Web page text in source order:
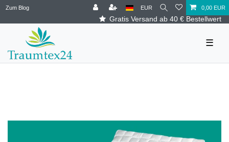
Zum Blog
Gratis Versand ab 40 € Bestellwert
EUR 0,00 EUR
☰